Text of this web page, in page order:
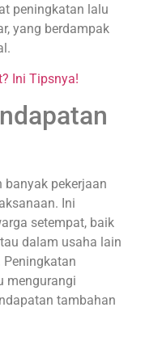
peningkatan lalu
yang berdampak
Ini Tipsnya!
banyak pekerjaan
Ini
setempat, baik
dalam usaha lain
mengurangi
tambahan